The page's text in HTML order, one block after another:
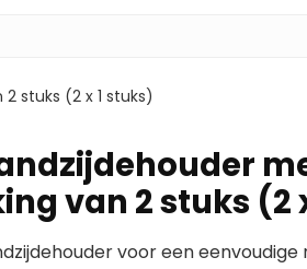
stuks (2 x 1 stuks)
van 2 stuks (2
voor een eenvoudige